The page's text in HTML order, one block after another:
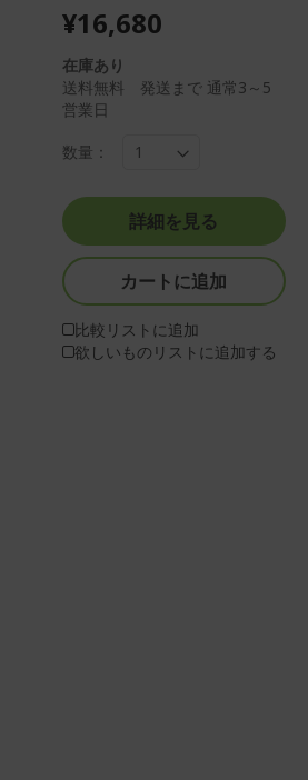
¥16,680
在庫あり
送料無料 発送まで 通常3～5
営業日
数量：
詳細を見る
カートに追加
比較リストに追加
欲しいものリストに追加する